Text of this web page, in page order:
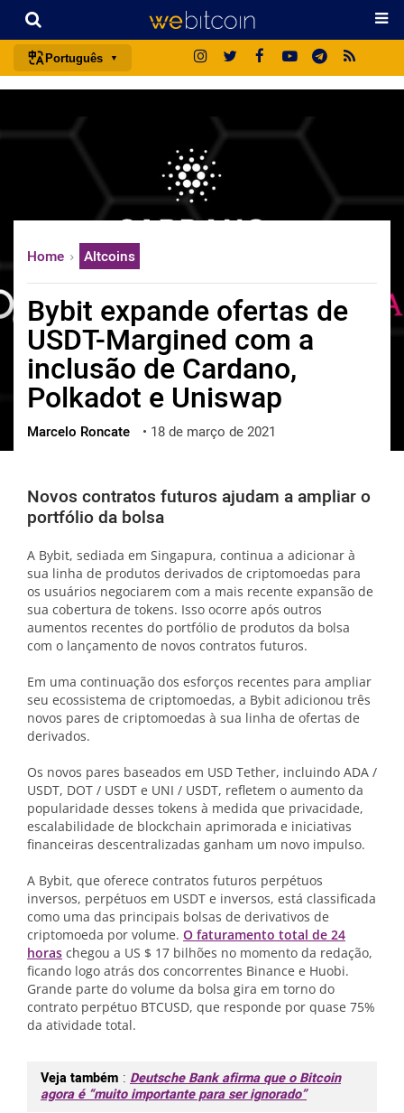
Português
日本語
русский
한국어
العربية
ไทย
ქართული
Home Altcoins
Bybit expande ofertas de
USDT-Margined com a
inclusão de Cardano,
Polkadot e Uniswap
Marcelo Roncate • 18 de março de 2021
Novos contratos futuros ajudam a ampliar o
portfólio da bolsa
A Bybit, sediada em Singapura, continua a adicionar à
sua linha de produtos derivados de criptomoedas para
os usuários negociarem com a mais recente expansão de
sua cobertura de tokens. Isso ocorre após outros
aumentos recentes do portfólio de produtos da bolsa
com o lançamento de novos contratos futuros.
Em uma continuação dos esforços recentes para ampliar
seu ecossistema de criptomoedas, a Bybit adicionou três
novos pares de criptomoedas à sua linha de ofertas de
derivados.
Os novos pares baseados em USD Tether, incluindo ADA /
USDT, DOT / USDT e UNI / USDT, refletem o aumento da
popularidade desses tokens à medida que privacidade,
escalabilidade de blockchain aprimorada e iniciativas
financeiras descentralizadas ganham um novo impulso.
A Bybit, que oferece contratos futuros perpétuos
inversos, perpétuos em USDT e inversos, está classificada
como uma das principais bolsas de derivativos de
criptomoeda por volume. O faturamento total de 24
horas chegou a US $ 17 bilhões no momento da redação,
ficando logo atrás dos concorrentes Binance e Huobi.
Grande parte do volume da bolsa gira em torno do
contrato perpétuo BTCUSD, que responde por quase 75%
da atividade total.
Veja também : Deutsche Bank afirma que o Bitcoin
agora é “muito importante para ser ignorado”